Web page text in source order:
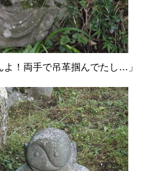
よ！両手で吊革掴んでたし…」